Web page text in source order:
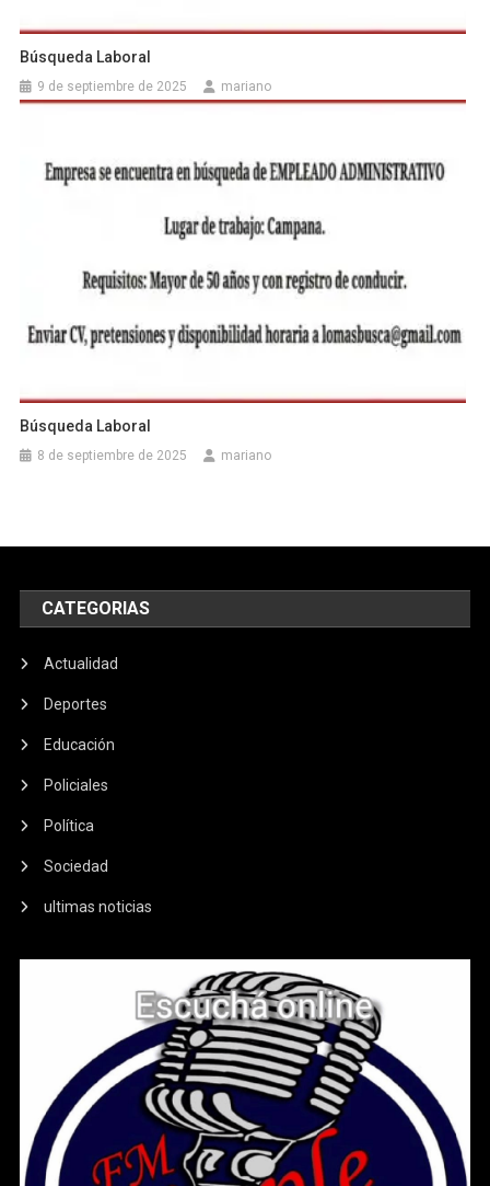
Búsqueda Laboral
9 de septiembre de 2025 mariano
Búsqueda Laboral
8 de septiembre de 2025 mariano
CATEGORIAS
Actualidad
Deportes
Educación
Policiales
Política
Sociedad
ultimas noticias